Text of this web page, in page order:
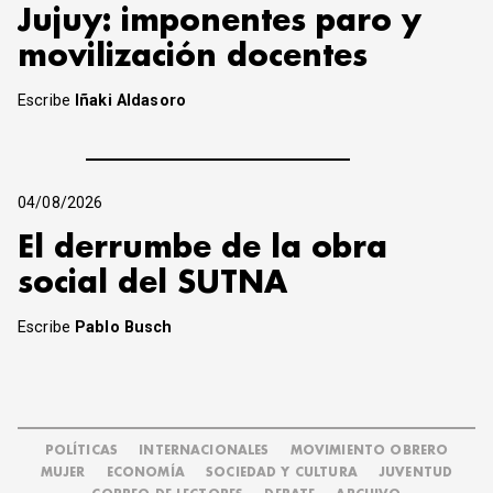
Jujuy: imponentes paro y
movilización docentes
Escribe Iñaki Aldasoro
04/08/2026
El derrumbe de la obra
social del SUTNA
Escribe Pablo Busch
POLÍTICAS INTERNACIONALES
MOVIMIENTO OBRERO
MUJER
ECONOMÍA SOCIEDAD Y CULTURA
JUVENTUD